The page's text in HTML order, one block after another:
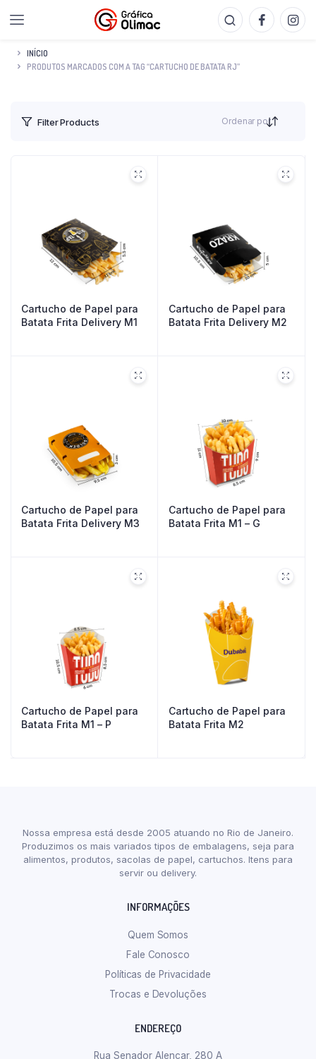
INÍCIO
PRODUTOS MARCADOS COM A TAG “CARTUCHO DE BATATA RJ”
Filter Products Ordenar por
Cartucho de Papel para
Batata Frita Delivery M1
Cartucho de Papel para
Batata Frita Delivery M2
Cartucho de Papel para
Batata Frita Delivery M3
Cartucho de Papel para
Batata Frita M1 – G
Cartucho de Papel para
Batata Frita M1 – P
Cartucho de Papel para
Batata Frita M2
Nossa empresa está desde 2005 atuando no Rio de Janeiro.
Produzimos os mais variados tipos de embalagens, seja para
alimentos, produtos, sacolas de papel, cartuchos. Itens para
servir ou delivery.
INFORMAÇÕES
Quem Somos
Fale Conosco
Políticas de Privacidade
Trocas e Devoluções
ENDEREÇO
Rua Senador Alencar, 280 A